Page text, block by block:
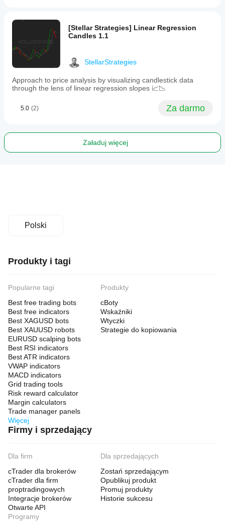
[Stellar Strategies] Linear Regression
Candles 1.1
StellarStrategies
Approach to price analysis by visualizing candlestick data
through the lens of linear regression slopes 📈📉
5.0 (2) Za darmo
Załaduj więcej
Polski
Produkty i tagi
Popularne tagi
Best free trading bots
Best free indicators
Best XAGUSD bots
Best XAUUSD robots
EURUSD scalping bots
Best RSI indicators
Best ATR indicators
VWAP indicators
MACD indicators
Grid trading tools
Risk reward calculator
Margin calculators
Trade manager panels
Więcej
Produkty
cBoty
Wskaźniki
Wtyczki
Strategie do kopiowania
Firmy i sprzedający
Dla firm
cTrader dla brokerów
cTrader dla firm
proptradingowych
Integracje brokerów
Otwarte API
Dla sprzedających
Zostań sprzedającym
Opublikuj produkt
Promuj produkty
Historie sukcesu
Programy